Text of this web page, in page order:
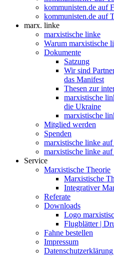
kommunisten.de auf
kommunisten.de auf
marx. linke
marxistische linke
Warum marxistische
Dokumente
Satzung
Wir sind
das Manifest
Thesen zur
marxistische
die Ukraine
marxistische
Mitglied werden
Spenden
marxistische linke
marxistische linke
Service
Marxistische Theorie
Marxistische
Integrativer
Referate
Downloads
Logo
Flugblätter |
Fahne bestellen
Impressum